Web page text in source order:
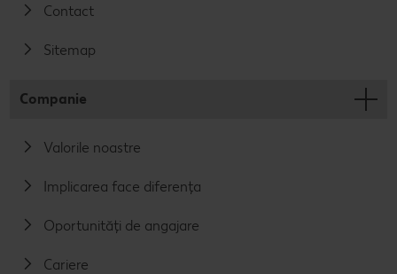
Contact
Sitemap
Companie
Valorile noastre
Implicarea face diferența
Oportunități de angajare
Cariere